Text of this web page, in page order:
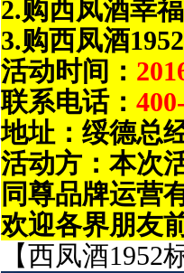
2.购西凤酒幸
3.购西凤酒
活动时间：
联系电话：
地址：绥德总
活动方：本次
同尊品牌运营
欢迎各界朋友
【西凤酒1952